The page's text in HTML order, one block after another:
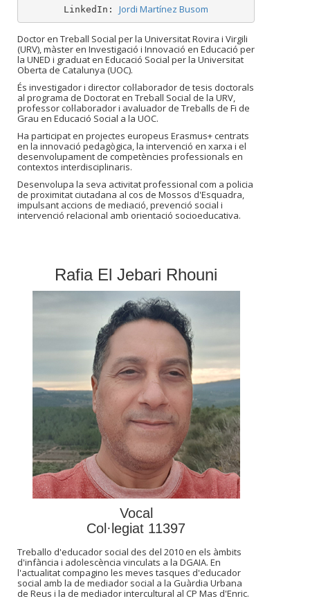
LinkedIn: Jordi Martínez Busom
Doctor en Treball Social per la Universitat Rovira i Virgili
(URV), màster en Investigació i Innovació en Educació per
la UNED i graduat en Educació Social per la Universitat
Oberta de Catalunya (UOC).
És investigador i director col·laborador de tesis doctorals
al programa de Doctorat en Treball Social de la URV,
professor col·laborador i avaluador de Treballs de Fi de
Grau en Educació Social a la UOC.
Ha participat en projectes europeus Erasmus+ centrats
en la innovació pedagògica, la intervenció en xarxa i el
desenvolupament de competències professionals en
contextos interdisciplinaris.
Desenvolupa la seva activitat professional com a policia
de proximitat ciutadana al cos de Mossos d'Esquadra,
impulsant accions de mediació, prevenció social i
intervenció relacional amb orientació socioeducativa.
Rafia El Jebari Rhouni
Vocal
Col·legiat 11397
Treballo d'educador social des del 2010 en els àmbits
d'infància i adolescència vinculats a la DGAIA. En
l'actualitat compagino les meves tasques d'educador
social amb la de mediador social a la Guàrdia Urbana
de Reus i la de mediador intercultural al CP Mas d'Enric.